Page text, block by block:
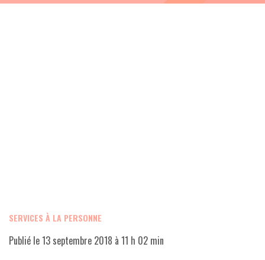
SERVICES À LA PERSONNE
Publié le13 septembre 2018 à 11 h 02 min